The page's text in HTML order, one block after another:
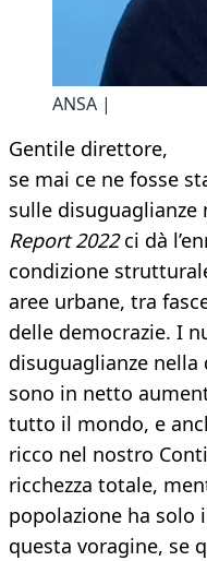
ANSA |
Gentile direttore,
se mai ce ne fosse
sulle disuguaglianze
Report 2022ci dà
condizione
aree urbane, tra
delle democrazie. I
disuguaglianze nella
sono in netto
tutto il mondo, e
ricco nel nostro
ricchezza totale,
popolazione ha solo
questa voragine, se